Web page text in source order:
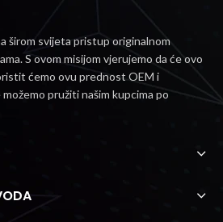
širom svijeta pristup originalnom
S ovom misijom vjerujemo da će ovo
ćemo ovu prednost OEM i
pružiti našim kupcima po